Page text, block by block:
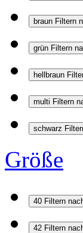
braun Filtern
grün Filtern
hellbraun
multi Filtern
schwarz
Größe
40 Filtern
42 Filtern